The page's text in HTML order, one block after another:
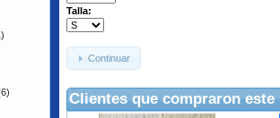
Talla:
Continuar
Clientes que compraron